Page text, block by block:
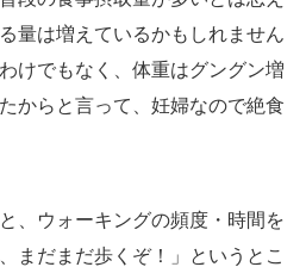
量は増えているかもしれません
けでもなく、体重はグングン増
からと言って、妊婦なので絶食
、ウォーキングの頻度・時間を
まだまだ歩くぞ！」というとこ